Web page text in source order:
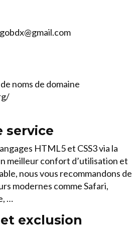
noms de domaine
service
HTML5 et CSS3 via la
meilleur confort d’utilisation et
nous vous recommandons de
modernes comme Safari,
…
exclusion